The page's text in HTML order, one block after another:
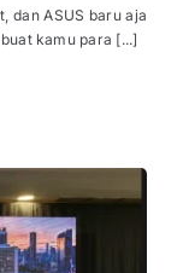
dan ASUS baru aja
kamu para [...]